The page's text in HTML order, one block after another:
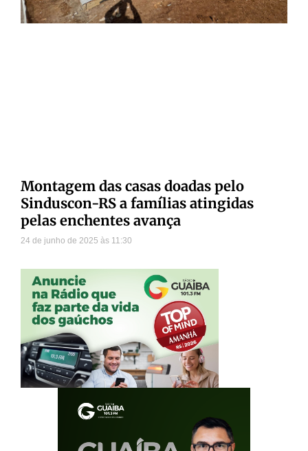
Montagem das casas doadas pelo
Sinduscon-RS a famílias atingidas
pelas enchentes avança
24 de junho de 2025 11:30